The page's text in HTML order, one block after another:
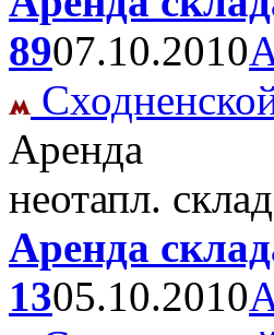
8907.10.2010
Аренда
неотапл. склад
Аренда
1305.10.2010